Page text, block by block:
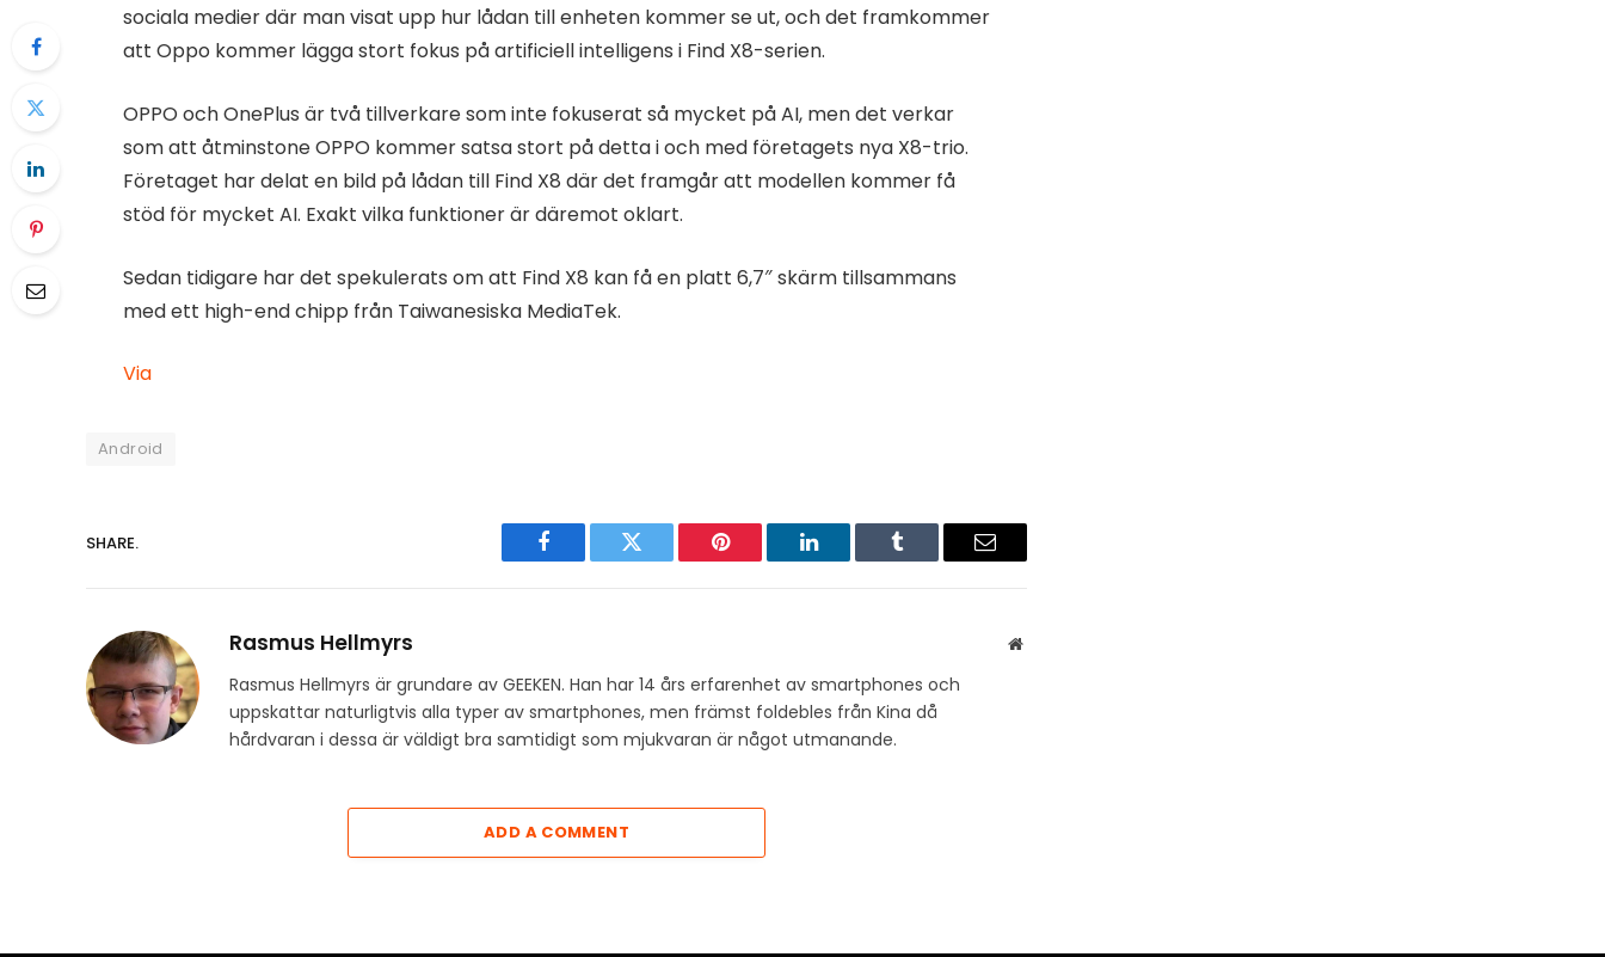
sociala medier där man visat upp hur lådan till enheten kommer se ut, och det framkommer
att Oppo kommer lägga stort fokus på artificiell intelligens i Find X8-serien.
OPPO och OnePlus är två tillverkare som inte fokuserat så mycket på AI, men det verkar
som att åtminstone OPPO kommer satsa stort på detta i och med företagets nya X8-trio.
Företaget har delat en bild på lådan till Find X8 där det framgår att modellen kommer få
stöd för mycket AI. Exakt vilka funktioner är däremot oklart.
Sedan tidigare har det spekulerats om att Find X8 kan få en platt 6,7″ skärm tillsammans
med ett high-end chipp från Taiwanesiska MediaTek.
Via
Android
SHARE.
Facebook Twitter Pinterest LinkedIn Tumblr Email
Rasmus Hellmyrs Website
Rasmus Hellmyrs är grundare av GEEKEN. Han har 14 års erfarenhet av smartphones och
uppskattar naturligtvis alla typer av smartphones, men främst foldebles från Kina då
hårdvaran i dessa är väldigt bra samtidigt som mjukvaran är något utmanande.
ADD A COMMENT